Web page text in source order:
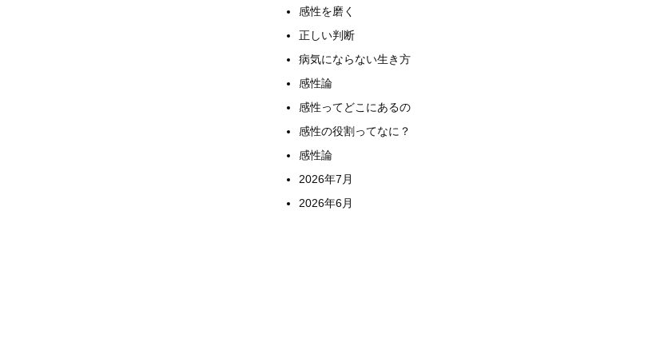
感性を磨く
正しい判断
病気にならない生き方
感性論
感性ってどこにあるの
感性の役割ってなに？
感性論
2026年7月
2026年6月